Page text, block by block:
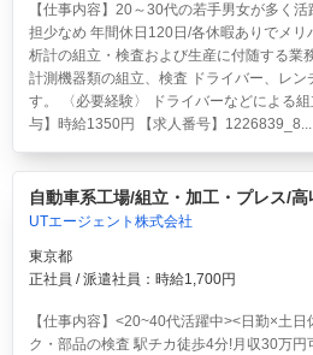
【仕事内容】20～30代の若手男女が多く
担少なめ 年間休日120日/各休暇ありでメ
析計の組立・検査および生産に付随する業
計測機器類の組立、検査 ドライバー、レン
す。 〈必要経験〉 ドライバーなどによる
与】時給1350円 【求人番号】1226839_8...
自動車系工場/組立・加工・プレス/
UTエージェント株式会社
東京都
正社員 / 派遣社員：時給1,700円
【仕事内容】<20~40代活躍中><日勤×土
ク・部品の検査 駅チカ徒歩4分!月収30万円